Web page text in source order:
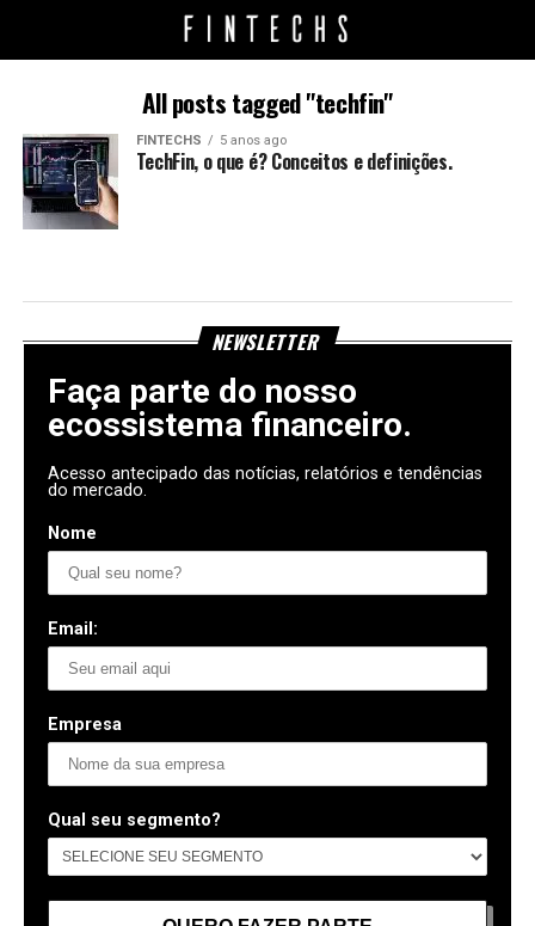
All posts tagged "techfin"
FINTECHS 5 anos ago
TechFin, o que é? Conceitos e definições.
NEWSLETTER
Faça parte do nosso
ecossistema financeiro.
Acesso antecipado das notícias, relatórios e tendências
do mercado.
Nome
Email:
Empresa
Qual seu segmento?